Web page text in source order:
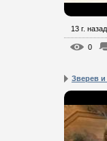
13 г. назад
0
Зверев